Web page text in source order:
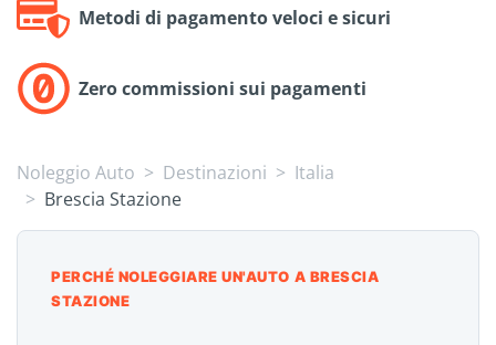
Metodi di pagamento veloci e sicuri
Zero commissioni sui pagamenti
Noleggio Auto Destinazioni
Italia
Brescia Stazione
PERCHÉ NOLEGGIARE UN'AUTO A BRESCIA
STAZIONE